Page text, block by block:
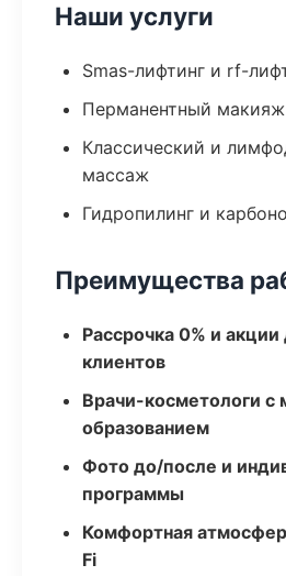
Наши услуги
Smas-лифтинг и rf-
Перманентный
Классический и
массаж
Гидропилинг и
Преимущества
Рассрочка 0% и
клиентов
Врачи-косметологи с
образованием
Фото до/после и
программы
Комфортная
Fi